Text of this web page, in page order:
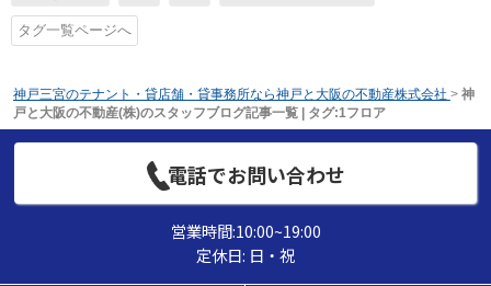
タグ一覧ページへ
神戸三宮のテナント・貸店舗・貸事務所なら神戸と大阪の不動産株式会社 > 神
戸と大阪の不動産(株)のスタッフブログ記事一覧 | タグ:1フロア
電話でお問い合わせ
営業時間:10:00~19:00
定休日: 日・祝